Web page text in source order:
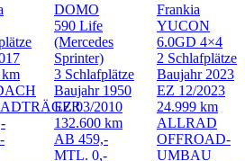
DOMO
590 Life
(Mercedes
Sprinter)
3 Schlafplätze
Baujahr 1950
EZ 03/2010
132.600 km
AB 459,-
MTL. 0,-
Frankia
YUCON
6.0GD 4×4
2 Schlafplätze
Baujahr 2023
EZ 12/2023
24.999 km
ALLRAD
OFFROAD-
UMBAU